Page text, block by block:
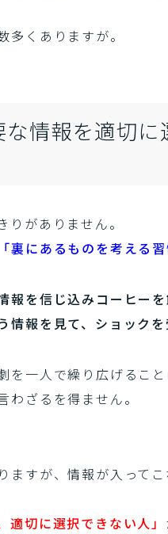
多くありますが。
情報を適切に
がありません。
「裏にあるものを考える習
報を信じ込みコーヒー
報を見て、ショックを
を一人で繰り広げること
わざるを得ません。
ますが、情報が入って
適切に選択できない人」